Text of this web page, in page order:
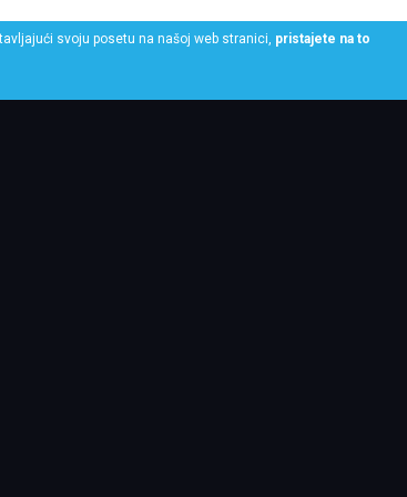
svoju posetu na našoj web stranici, pristajete na to